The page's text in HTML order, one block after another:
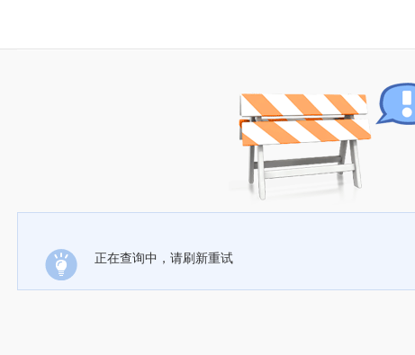
正在查询中，请刷新重试